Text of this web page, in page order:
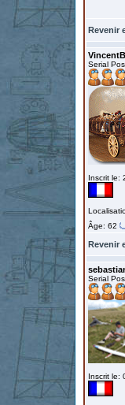
Revenir
VincentB
Serial
Inscrit le:
Âge: 62
Revenir
Serial
Inscrit le: